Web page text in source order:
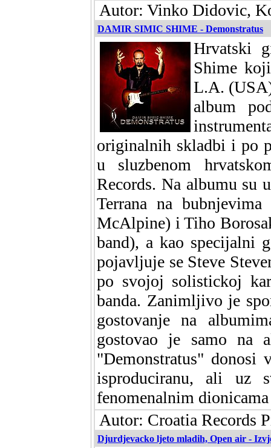
Autor: Vinko Didovic,
DAMIR SIMIC SHIME - Demonstratus
Hrvatski
Shime
L.A.
album
originalnih skladbi i po
u sluzbenom
Records. Na albumu su
Terrana na
McAlpine) i Tiho
band), a kao specijalni
pojavljuje se Steve
po svojoj solistickoj
banda. Zanimljivo je
gostovanje na
gostovao je samo na
"Demonstratus" donosi
isproduciranu, ali uz
fenomenalnim
Autor: Croatia Records
Djurdjevacko ljeto mladih, Open air -